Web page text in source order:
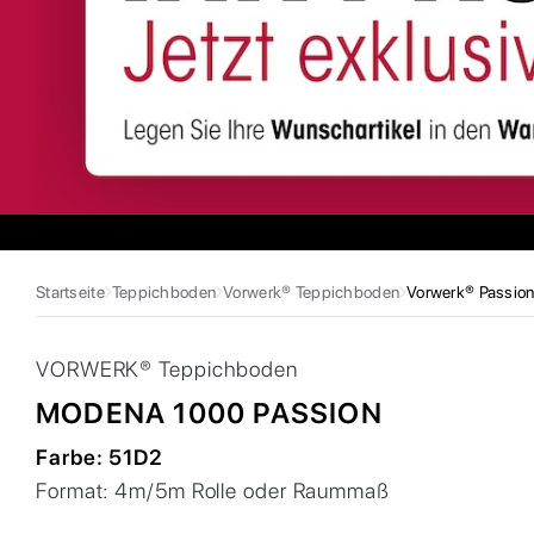
Startseite Teppichboden Vorwerk® Teppichboden Vorwerk® Passion
VORWERK® Teppichboden
MODENA 1000 PASSION
Farbe: 51D2
Format:4m/5m Rolle oder Raummaß